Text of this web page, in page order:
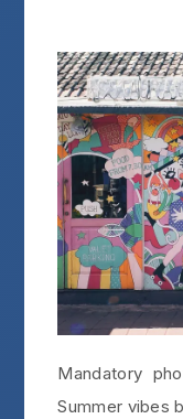
Mandatory
Summer vibes